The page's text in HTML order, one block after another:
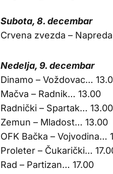
Subota, 8. decembar
Crvena zvezda –
Nedelja, 9. decembar
Dinamo – Voždovac…
Mačva – Radnik… 13.00
Radnički – Spartak… 13.00
Zemun – Mladost… 13.00
OFK Bačka – Vojvodina…
Proleter – Čukarički…
Rad – Partizan… 17.00